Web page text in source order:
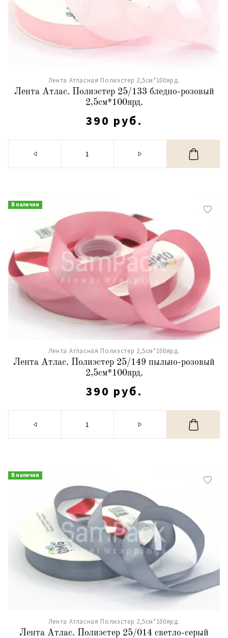
Лента Атласная Полиэстер 2,5см*100ярд.
Лента Атлас. Полиэстер 25/133 бледно-розовый
2,5см*100ярд.
390 руб.
В наличии
Лента Атласная Полиэстер 2,5см*100ярд.
Лента Атлас. Полиэстер 25/149 пыльно-розовый
2,5см*100ярд.
390 руб.
В наличии
Лента Атласная Полиэстер 2,5см*100ярд.
Лента Атлас. Полиэстер 25/014 светло-серый